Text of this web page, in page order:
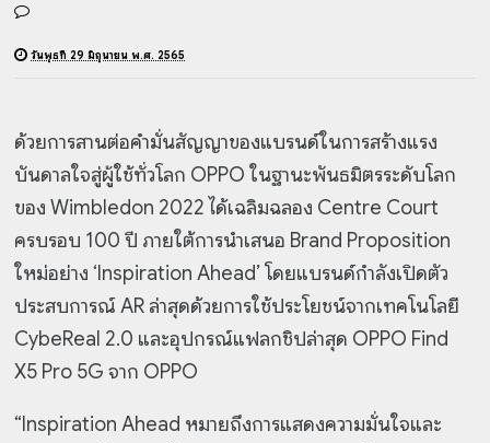
วันพุธที่ 29 มิถุนายน พ.ศ. 2565
ด้วยการสานต่อคำมั่นสัญญาของแบรนด์ในการสร้างแรง
บันดาลใจสู่ผู้ใช้ทั่วโลก OPPO ในฐานะพันธมิตรระดับโลก
ของ Wimbledon 2022 ได้เฉลิมฉลอง Centre Court
ครบรอบ 100 ปี ภายใต้การนำเสนอ Brand Proposition
ใหม่อย่าง ‘Inspiration Ahead’ โดยแบรนด์กำลังเปิดตัว
ประสบการณ์ AR ล่าสุดด้วยการใช้ประโยชน์จากเทคโนโลยี
CybeReal 2.0 และอุปกรณ์แฟลกชิปล่าสุด OPPO Find
X5 Pro 5G จาก OPPO
“Inspiration Ahead หมายถึงการแสดงความมั่นใจและ